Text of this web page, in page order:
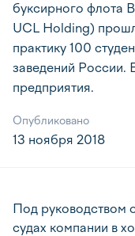
буксирного флота
UCL Holding)
практику 100
заведений России.
предприятия.
Опубликовано
13 ноября 2018
Под руководством
судах компании в